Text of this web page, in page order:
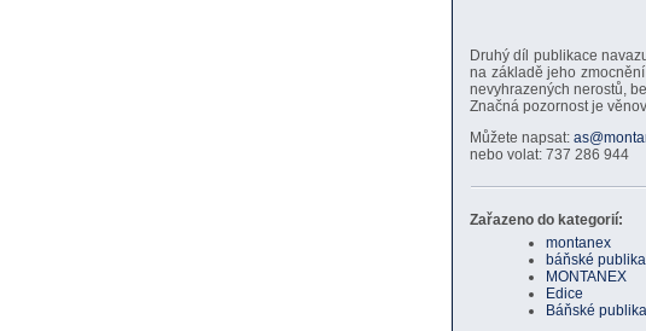
Druhý díl publikace
na základě jeho
nevyhrazených nerostů,
Značná pozornost je
Můžete napsat:
nebo volat: 737 286 944
Zařazeno do kategorií:
montanex
báňské
MONTANEX
Edice
Báňské